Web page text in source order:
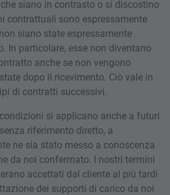
siano in contrasto o si discostino
contrattuali sono espressamente
siano state espressamente
In particolare, esse non diventano
anche se non vengono
dopo il ricevimento. Ciò vale in
di contratti successivi.
si applicano anche a futuri
riferimento diretto, a
ne sia stato messo a conoscenza
da noi confermato. I nostri termini
accettati dal cliente al più tardi
dei supporti di carico da noi